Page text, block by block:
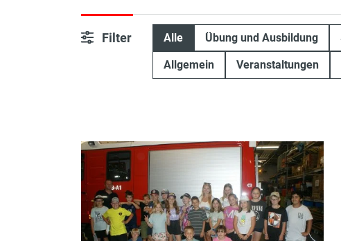
Filter Alle Übung und Ausbildung
Allgemein Veranstaltungen